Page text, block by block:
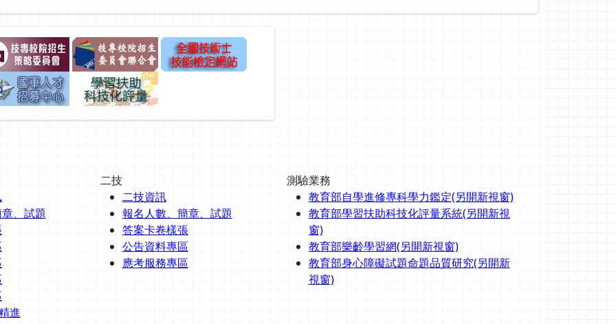
、試題
進
二技
二技資訊
報名人數、簡章、試題
答案卡卷樣張
公告資料專區
應考服務專區
測驗業務
教育部自學進修專科學力鑑定(另開新視窗)
教育部學習扶助科技化評量系統(另開新視
窗)
教育部樂齡學習網(另開新視窗)
教育部身心障礙試題命題品質研究(另開新
視窗)